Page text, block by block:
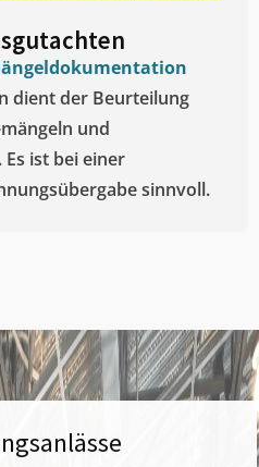
dient der Beurteilung
und
ist bei einer
sinnvoll.